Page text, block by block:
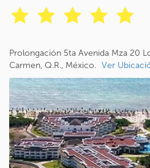
Prolongación 5ta Avenida Mza 20
Carmen, Q.R., México. Ver